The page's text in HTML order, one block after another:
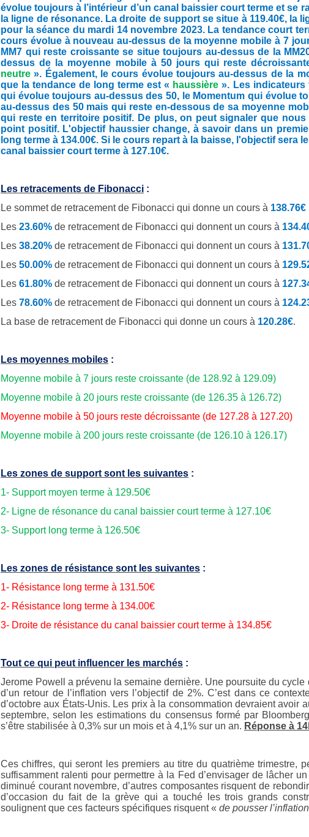
évolue toujours à l’intérieur d’un canal baissier court terme et se
la ligne de résonance. La droite de support se situe à 119.40€, la
pour la séance du mardi 14 novembre 2023. La tendance court
cours évolue à nouveau au-dessus de la moyenne mobile à 7
MM7 qui reste croissante se situe toujours au-dessus de la
dessus de la moyenne mobile à 50 jours qui reste
neutre». Également, le cours évolue toujours au-dessus de la
que la tendance de long terme est « haussière». Les indicateurs
qui évolue toujours au-dessus des 50, le Momentum qui évolue
au-dessus des 50 mais qui reste en-dessous de sa moyenne
qui reste en territoire positif. De plus, on peut signaler que
point positif. L'objectif haussier change, à savoir dans un
long terme à 134.00€. Si le cours repart à la baisse, l'objectif sera
canal baissier court terme à 127.10€.
Les retracements de Fibonacci :
Le sommet de retracement de Fibonacci qui donne un cours à 138.76€
Les 23.60% de retracement de Fibonacci qui donnent un cours à
Les 38.20% de retracement de Fibonacci qui donnent un cours à
Les 50.00% de retracement de Fibonacci qui donnent un cours à
Les 61.80% de retracement de Fibonacci qui donnent un cours à
Les 78.60% de retracement de Fibonacci qui donnent un cours à
La base de retracement de Fibonacci qui donne un cours à 120.28€.
Les moyennes mobiles :
Moyenne mobile à 7 jours reste croissante (de 128.92 à 129.09)
Moyenne mobile à 20 jours reste croissante (de 126.35 à 126.72)
Moyenne mobile à 50 jours reste décroissante (de 127.28 à 127.20)
Moyenne mobile à 200 jours reste croissante (de 126.10 à 126.17)
Les zones de support sont les suivantes :
1- Support moyen terme à 129.50€
2- Ligne de résonance du canal baissier court terme à 127.10€
3- Support long terme à 126.50€
Les zones de résistance sont les suivantes :
1- Résistance long terme à 131.50€
2- Résistance long terme à 134.00€
3- Droite de résistance du canal baissier court terme à 134.85€
Tout ce qui peut influencer les marchés :
Jerome Powell a prévenu la semaine dernière. Une poursuite du
d’un retour de l’inflation vers l’objectif de 2%. C’est dans ce
d’octobre aux États-Unis. Les prix à la consommation devraient avoir
septembre, selon les estimations du consensus formé par
s’être stabilisée à 0,3% sur un mois et à 4,1% sur un an. Réponse à
Ces chiffres, qui seront les premiers au titre du quatrième trimestre,
suffisamment ralenti pour permettre à la Fed d’envisager de lâcher
diminué courant novembre, d’autres composantes risquent de
d’occasion du fait de la grève qui a touché les trois grands
soulignent que ces facteurs spécifiques risquent « de pousser